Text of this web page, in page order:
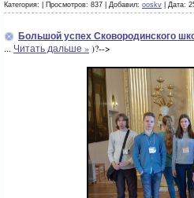
Категория: Просмотров: 837 | Добавил: ooskv Дата:
Большой успех Сковородинского
... Читать дальше »)?-->